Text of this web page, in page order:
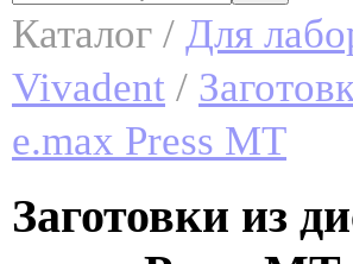
Каталог / Для
Vivadent /
e.max Press MT
Заготовки из